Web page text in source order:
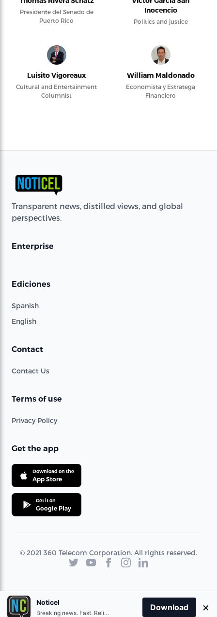
Presidente del Senado de
Puerto Rico
Inocencio
Politics and justice
Luisito Vigoreaux
Cultural and Entertainment
Columnist
William Maldonado
Economista y Estratega
Financiero
Transparent news, distilled views, and global
perspectives.
Enterprise
Ediciones
Spanish
English
Contact
Contact Us
Terms of use
Privacy Policy
Get the app
Download on the
App Store
Get it on
Google Play
© 2021 360 Telecom Corporation. All rights reserved.
Noticel
Breaking news. Fast. Reliable.
Download ×